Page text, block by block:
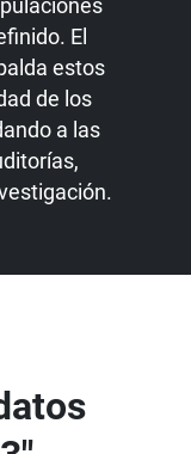
El
estos
de los
a las